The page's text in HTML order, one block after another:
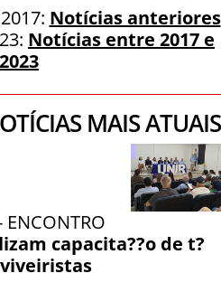
Notícias anteriores
Notícias entre 2017 e
2023
MAIS ATUAIS
ENCONTRO
capacita??o de t?